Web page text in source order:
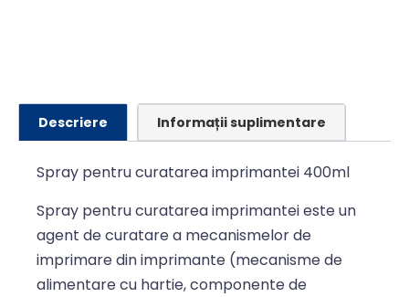
Descriere Informații suplimentare
Spray pentru curatarea imprimantei 400ml
Spray pentru curatarea imprimantei este un
agent de curatare a mecanismelor de
imprimare din imprimante (mecanisme de
alimentare cu hartie, componente de